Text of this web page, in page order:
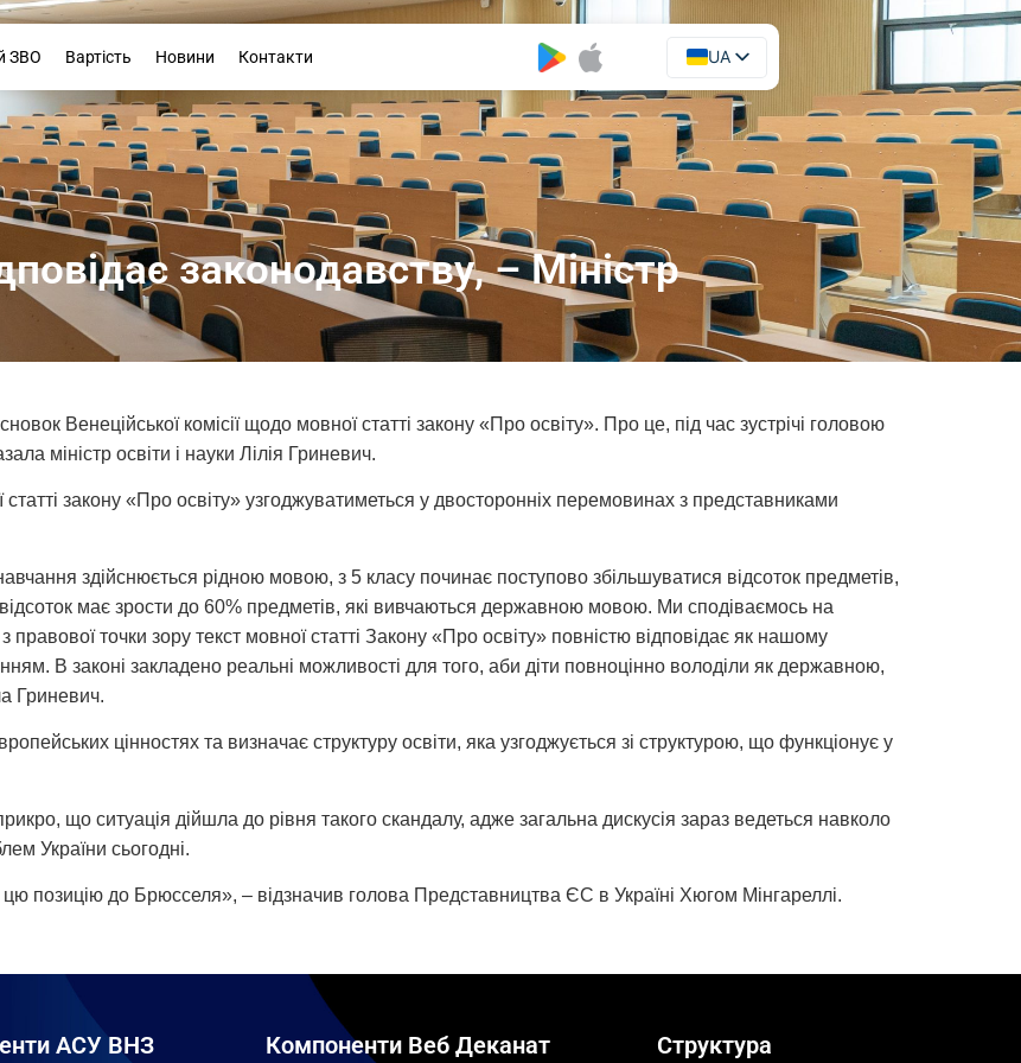
ЗВО Вартість Новини Контакти
UA
EN
законодавству, – Міністр
Венеційської комісії щодо мовної статті закону «Про освіту». Про це, під час зустрічі головою
міністр освіти і науки Лілія Гриневич.
закону «Про освіту» узгоджуватиметься у двосторонніх перемовинах з представниками
здійснюється рідною мовою, з 5 класу починає поступово збільшуватися відсоток предметів,
має зрости до 60% предметів, які вивчаються державною мовою. Ми сподіваємось на
правової точки зору текст мовної статті Закону «Про освіту» повністю відповідає як нашому
В законі закладено реальні можливості для того, аби діти повноцінно володіли як державною,
Гриневич.
цінностях та визначає структуру освіти, яка узгоджується зі структурою, що функціонує у
що ситуація дійшла до рівня такого скандалу, адже загальна дискусія зараз ведеться навколо
України сьогодні.
позицію до Брюсселя», – відзначив голова Представництва ЄС в Україні Хюгом Мінгареллі.
АСУ ВНЗ Компоненти Веб Деканат Структура